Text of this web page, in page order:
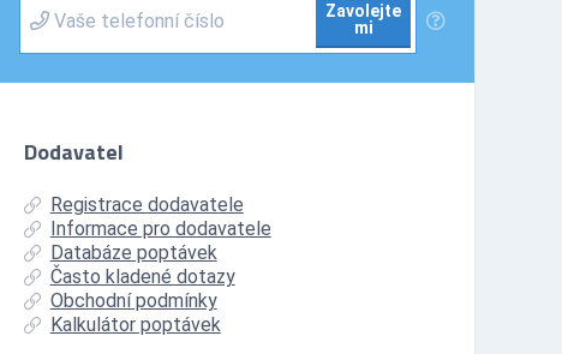
Zavolejte
mi
Dodavatel
Registrace dodavatele
Informace pro dodavatele
Databáze poptávek
Často kladené dotazy
Obchodní podmínky
Kalkulátor poptávek